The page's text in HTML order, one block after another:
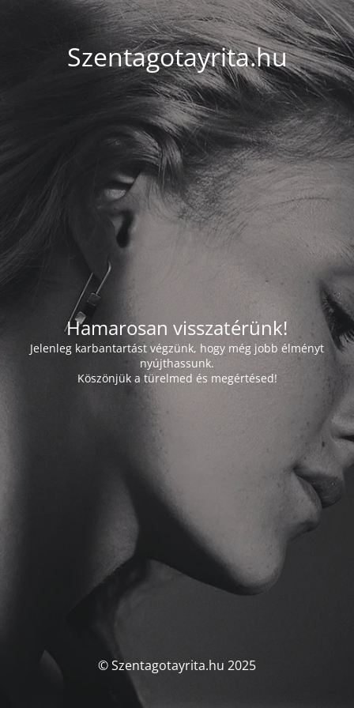
Szentagotayrita.hu
Hamarosan visszatérünk!
Jelenleg karbantartást végzünk, hogy még jobb élményt
nyújthassunk.
Köszönjük a türelmed és megértésed!
© Szentagotayrita.hu 2025